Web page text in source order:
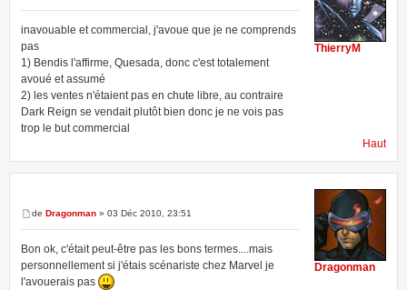
inavouable et commercial, j'avoue que je ne comprends
pas
1) Bendis l'affirme, Quesada, donc c'est totalement
avoué et assumé
2) les ventes n'étaient pas en chute libre, au contraire
Dark Reign se vendait plutôt bien donc je ne vois pas
trop le but commercial
ThierryM
Haut
de Dragonman » 03 Déc 2010, 23:51
Bon ok, c'était peut-être pas les bons termes....mais
personnellement si j'étais scénariste chez Marvel je
l'avouerais pas
Dragonman